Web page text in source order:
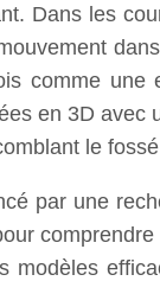
Dans les
comme une
en 3D
le
par une
modèles